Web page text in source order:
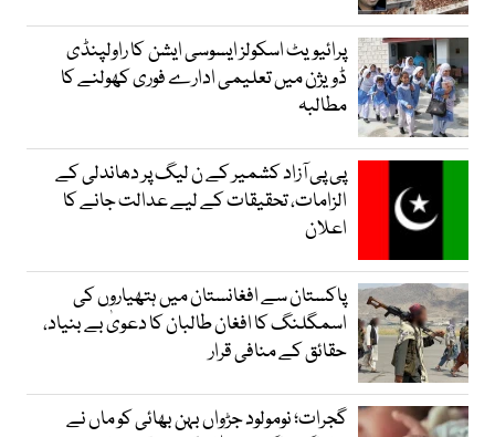
پرائیویٹ اسکولز ایسوسی ایشن کا راولپنڈی
ڈویژن میں تعلیمی ادارے فوری کھولنے کا
مطالبہ
پی پی آزاد کشمیر کے ن لیگ پر دھاندلی کے
الزامات، تحقیقات کے لیے عدالت جانے کا
اعلان
پاکستان سے افغانستان میں ہتھیاروں کی
اسمگلنگ کا افغان طالبان کا دعویٰ بے بنیاد،
حقائق کے منافی قرار
گجرات؛ نومولود جڑواں بہن بھائی کو ماں نے